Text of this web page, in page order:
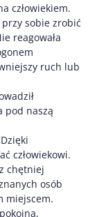
człowiekiem.
przy sobie zrobić
reagowała
ruch lub
pod naszą
człowiekowi.
chętniej
osób
miejscem.